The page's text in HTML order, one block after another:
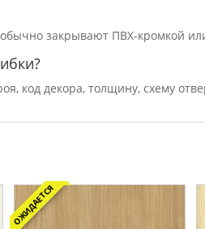
закрывают ПВХ-кромкой
код декора, толщину, схему
ОЖИДАЕТСЯ